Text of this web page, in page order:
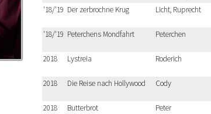
'18/'19 Der zerbrochne Krug Licht, Ruprecht
'18/'19 Peterchens Mondfahrt Peterchen
2018
Lystreia Roderich
2018
Die Reise nach Hollywood Cody
2018
Butterbrot Peter